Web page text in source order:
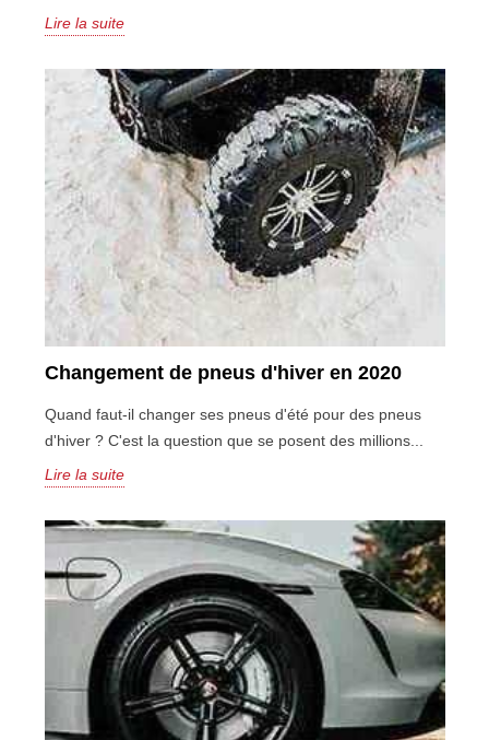
Lire la suite
Changement de pneus d'hiver en 2020
Quand faut-il changer ses pneus d'été pour des pneus
d'hiver ? C'est la question que se posent des millions...
Lire la suite